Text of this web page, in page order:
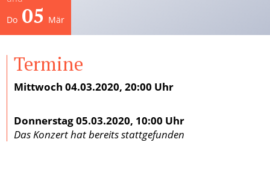
Künstlerischer Leiter
Verein
Geschichte
Gremien
Mitglied werden
Sponsoren und Partner
Do 05 Mär
Termine
Mittwoch 04.03.2020, 20:00 Uhr
Donnerstag 05.03.2020, 10:00 Uhr
Das Konzert hat bereits stattgefunden